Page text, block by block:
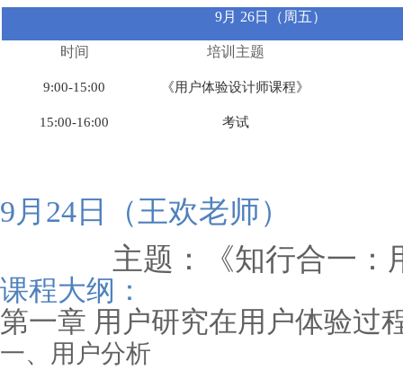
9月 26日（周五）
时间 培训主题
9:00-15:00 《用户体验设计师课程》
15:00-16:00 考试
9月24日（王欢老师）
主题：
《知行合一：
课程大纲：
第一章 用户研究在用户体验过
一、用户分析